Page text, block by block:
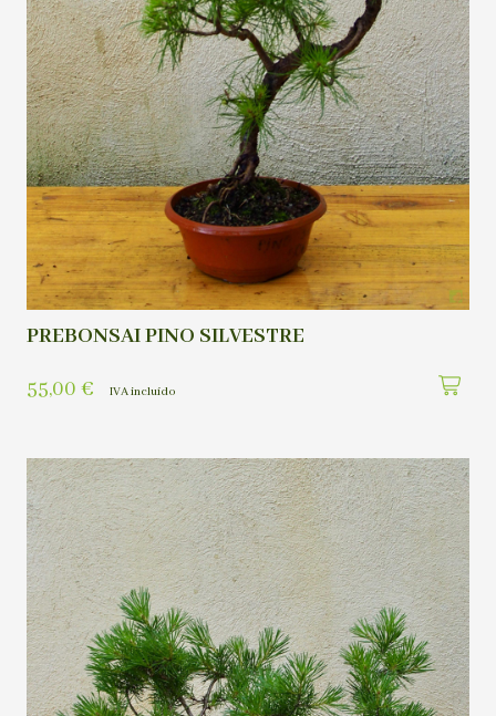
PREBONSAI PINO SILVESTRE
55,00 € IVA incluído